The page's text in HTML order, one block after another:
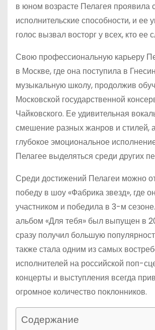
в юном возрасте Пелагея проявила
исполнительские способности, и ее
голос вызвал восторг у всех, кто ее
Свою профессиональную карьеру
в Москве, где она поступила в
музыкальную школу, продолжив
Московской государственной
Чайковского. Ее удивительная
смешение разных жанров и стилей,
глубокое эмоциональное
Пелагее выделяться среди других
Среди достижений Пелагеи можно
победу в шоу «Фабрика звезд», где
участником и победила в 3-м
альбом «Для тебя» был выпущен в
сразу получил большую
также стала одним из самых
исполнителей на российской поп-
концерты и выступления всегда
огромное количество поклонников.
Содержание